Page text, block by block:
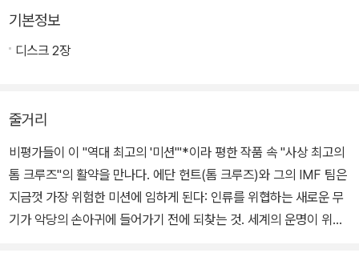
기본정보
디스크 2장
줄거리
비평가들이 이 "역대 최고의 '미션'"*이라 평한 작품 속 "사상 최고의
톰 크루즈"의 활약을 만나다. 에단 헌트(톰 크루즈)와 그의 IMF 팀은
지금껏 가장 위험한 미션에 임하게 된다: 인류를 위협하는 새로운 무
기가 악당의 손아귀에 들어가기 전에 되찾는 것. 세계의 운명이 위험